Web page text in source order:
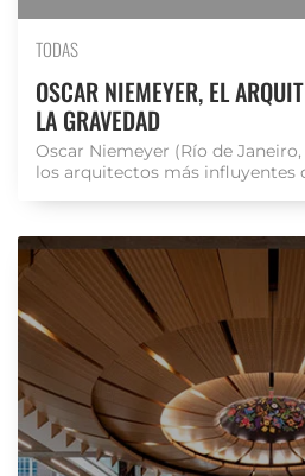
TODAS
OSCAR NIEMEYER, EL
LA GRAVEDAD
Oscar Niemeyer (Río de Janeiro,
los arquitectos más influyentes